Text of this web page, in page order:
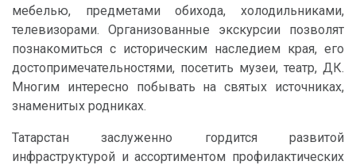
мебелью, предметами обихода, холодильниками,
телевизорами. Организованные экскурсии позволят
познакомиться с историческим наследием края, его
достопримечательностями, посетить музеи, театр, ДК.
Многим интересно побывать на святых источниках,
знаменитых родниках.
Татарстан заслуженно гордится развитой
инфраструктурой и ассортиментом профилактических